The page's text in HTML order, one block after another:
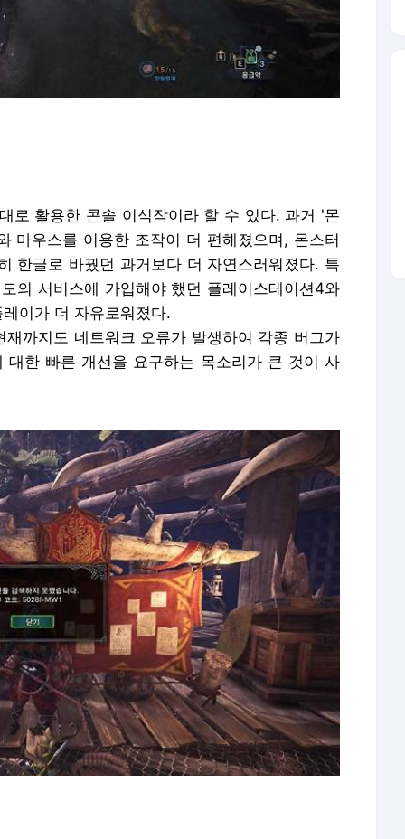
로 활용한 콘솔 이식작이라 할 수 있다. 과거 '몬
마우스를 이용한 조작이 더 편해졌으며, 몬스터
한글로 바꿨던 과거보다 더 자연스러워졌다. 특
의 서비스에 가입해야 했던 플레이스테이션4와
이가 더 자유로워졌다.
까지도 네트워크 오류가 발생하여 각종 버그가
한 빠른 개선을 요구하는 목소리가 큰 것이 사